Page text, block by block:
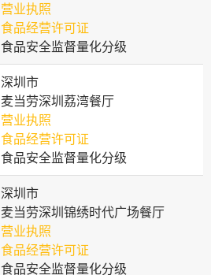
营业执照
食品经营许可证
食品安全监督量化分级
深圳市
麦当劳深圳荔湾餐厅
营业执照
食品经营许可证
食品安全监督量化分级
深圳市
麦当劳深圳锦绣时代广场餐厅
营业执照
食品经营许可证
食品安全监督量化分级